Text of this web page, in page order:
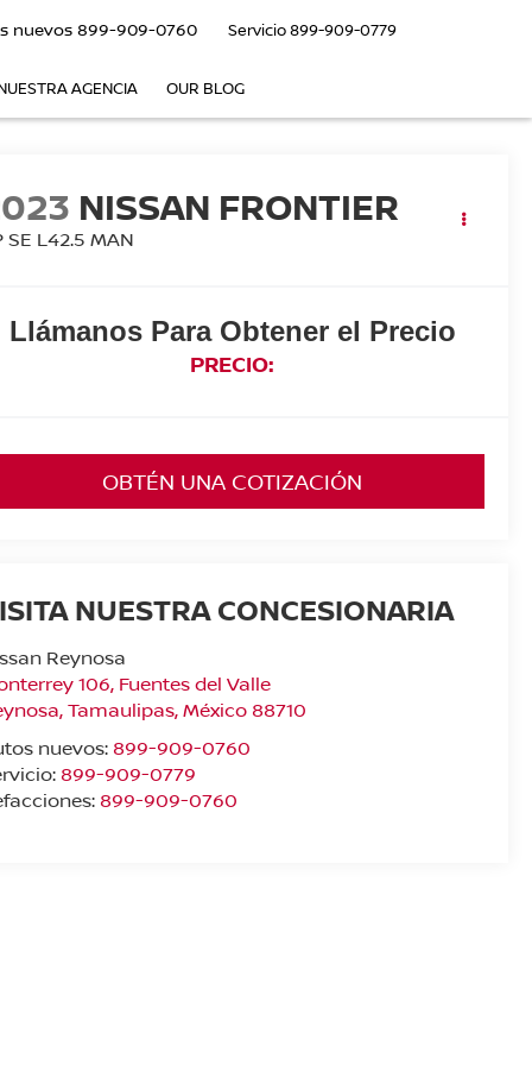
nuevos 899-909-0760 Servicio899-909-0779
AGENCIA OUR BLOG
NISSAN FRONTIER
SE L42.5 MAN
Llámanos Para Obtener el Precio
PRECIO:
OBTÉN UNA COTIZACIÓN
NUESTRA CONCESIONARIA
Reynosa
106, Fuentes del Valle
,Tamaulipas, México 88710
nuevos: 899-909-0760
899-909-0779
899-909-0760